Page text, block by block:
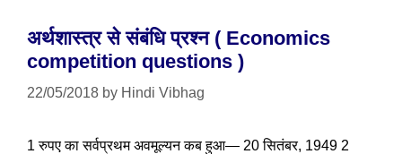
अर्थशास्त्र से संबंधि प्रश्न ( Economics
competition questions )
22/05/2018 by Hindi Vibhag
1 रुपए का सर्वप्रथम अवमूल्यन कब हुआ— 20 सितंबर, 1949 2